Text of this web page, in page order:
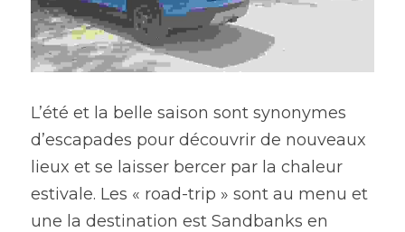
L’été et la belle saison sont synonymes
d’escapades pour découvrir de nouveaux
lieux et se laisser bercer par la chaleur
estivale. Les « road-trip » sont au menu et
une la destination est Sandbanks en